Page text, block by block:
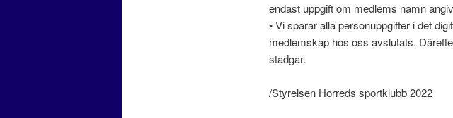
endast uppgift om medlems namn
• Vi sparar alla personuppgifter i det
medlemskap hos oss avslutats.
stadgar.
/Styrelsen Horreds sportklubb 2022